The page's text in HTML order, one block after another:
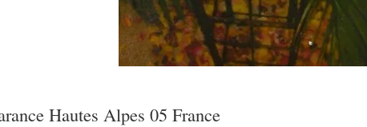
Hautes Alpes 05 France